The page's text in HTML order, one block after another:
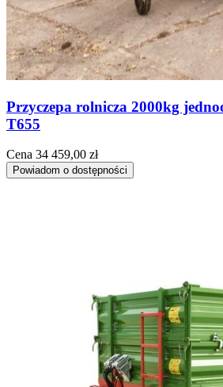
Przyczepa rolnicza 2000kg
T655
Cena 34 459,00 zł
Powiadom o dostępności